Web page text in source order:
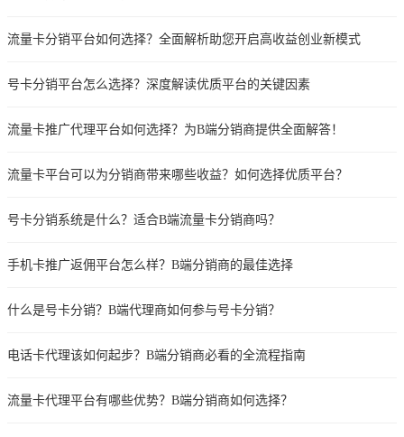
流量卡分销平台如何选择？全面解析助您开启高收益创业新模式
号卡分销平台怎么选择？深度解读优质平台的关键因素
流量卡推广代理平台如何选择？为B端分销商提供全面解答！
流量卡平台可以为分销商带来哪些收益？如何选择优质平台？
号卡分销系统是什么？适合B端流量卡分销商吗？
手机卡推广返佣平台怎么样？B端分销商的最佳选择
什么是号卡分销？B端代理商如何参与号卡分销？
电话卡代理该如何起步？B端分销商必看的全流程指南
流量卡代理平台有哪些优势？B端分销商如何选择？